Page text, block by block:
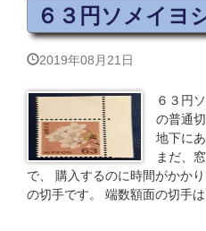
６３円ソメイヨ
2019年08月21日
６３円
の普通
地下に
まだ、
で、 購入するのに時間がかか
の切手です。 端数額面の切手は